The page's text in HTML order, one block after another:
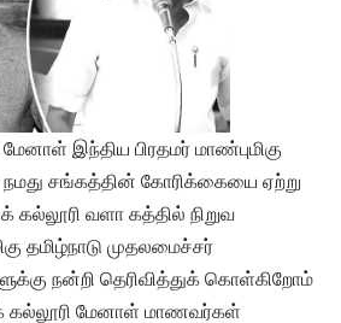
மேனாள் இந்திய பிரதமர் மாண்புமிகு
நமது சங்கத்தின் கோரிக்கையை ஏற்று
கல்லூரி வளா கத்தில் நிறுவ
தமிழ்நாடு முதலமைச்சர்
நன்றி தெரிவித்துக் கொள்கிறோம்
மேனாள் மாணவர்கள்